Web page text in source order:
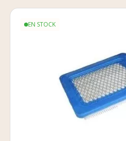
EN STOCK